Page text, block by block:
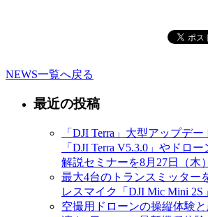
NEWS一覧へ戻る
最近の投稿
「DJI Terra」大型アップデー
「DJI Terra V5.3.0」やドロ
解説セミナーを8月27日（木
最大4台のトランスミッター
レスマイク「DJI Mic Mini 2S
空撮用ドローンの操縦体験